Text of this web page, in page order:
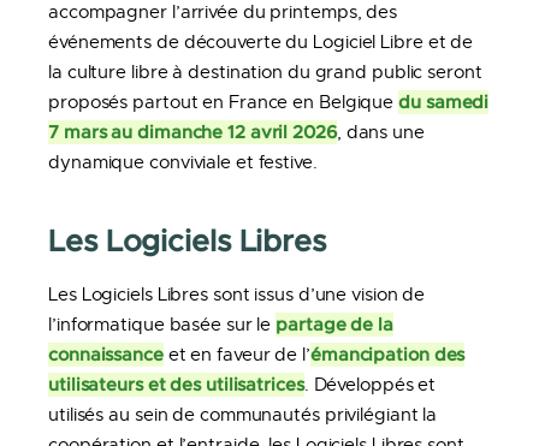
accompagner l’arrivée du printemps, des
événements de découverte du Logiciel Libre et de
la culture libre à destination du grand public seront
proposés partout en France en Belgiquedu samedi
7 mars au dimanche 12 avril 2026, dans une
dynamique conviviale et festive.
Les Logiciels Libres
Les Logiciels Libres sont issus d’une vision de
l’informatique basée sur le partage de la
connaissanceet en faveur de l’émancipation des
utilisateurs et des utilisatrices. Développés et
utilisés au sein de communautés privilégiant la